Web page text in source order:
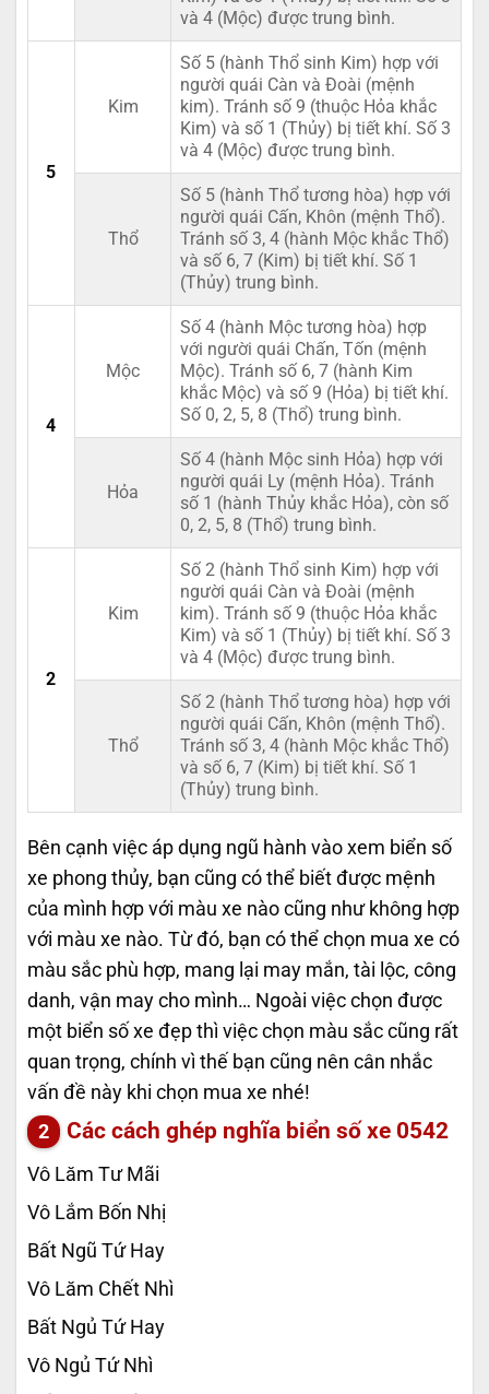
và 4 (Mộc) được trung bình.
5
Kim
Số 5 (hành Thổ sinh Kim) hợp với
người quái Càn và Đoài (mệnh
kim). Tránh số 9 (thuộc Hỏa khắc
Kim) và số 1 (Thủy) bị tiết khí. Số 3
và 4 (Mộc) được trung bình.
Thổ
Số 5 (hành Thổ tương hòa) hợp với
người quái Cấn, Khôn (mệnh Thổ).
Tránh số 3, 4 (hành Mộc khắc Thổ)
và số 6, 7 (Kim) bị tiết khí. Số 1
(Thủy) trung bình.
4
Mộc
Số 4 (hành Mộc tương hòa) hợp
với người quái Chấn, Tốn (mệnh
Mộc). Tránh số 6, 7 (hành Kim
khắc Mộc) và số 9 (Hỏa) bị tiết khí.
Số 0, 2, 5, 8 (Thổ) trung bình.
Hỏa
Số 4 (hành Mộc sinh Hỏa) hợp với
người quái Ly (mệnh Hỏa). Tránh
số 1 (hành Thủy khắc Hỏa), còn số
0, 2, 5, 8 (Thổ) trung bình.
2
Kim
Số 2 (hành Thổ sinh Kim) hợp với
người quái Càn và Đoài (mệnh
kim). Tránh số 9 (thuộc Hỏa khắc
Kim) và số 1 (Thủy) bị tiết khí. Số 3
và 4 (Mộc) được trung bình.
Thổ
Số 2 (hành Thổ tương hòa) hợp với
người quái Cấn, Khôn (mệnh Thổ).
Tránh số 3, 4 (hành Mộc khắc Thổ)
và số 6, 7 (Kim) bị tiết khí. Số 1
(Thủy) trung bình.
Bên cạnh việc áp dụng ngũ hành vào xem biển số
xe phong thủy, bạn cũng có thể biết được mệnh
của mình hợp với màu xe nào cũng như không hợp
với màu xe nào. Từ đó, bạn có thể chọn mua xe có
màu sắc phù hợp, mang lại may mắn, tài lộc, công
danh, vận may cho mình… Ngoài việc chọn được
một biển số xe đẹp thì việc chọn màu sắc cũng rất
quan trọng, chính vì thế bạn cũng nên cân nhắc
vấn đề này khi chọn mua xe nhé!
Các cách ghép nghĩa biển số xe 0542
Vô Lăm Tư Mãi
Vô Lắm Bốn Nhị
Bất Ngũ Tứ Hay
Vô Lăm Chết Nhì
Bất Ngủ Tứ Hay
Vô Ngủ Tứ Nhì